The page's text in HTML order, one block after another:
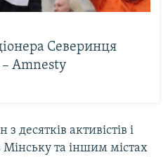
Северинця
Amnesty
десятків активістів і
Мінську та іншим містах